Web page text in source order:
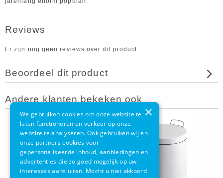
Reviews
Er zijn nog geen reviews over dit product
Beoordeel dit product
Andere klanten bekeken ook
×
We gebruiken cookies om onze website te
laten functioneren en verkeer op onze
website te analyseren. Ook gebruiken wij en
onze partners cookies voor
gepersonaliseerde inhoud, aanbiedingen en
advertenties die zo goed mogelijk op uw
interesses aansluiten. Mocht u niet akkoord